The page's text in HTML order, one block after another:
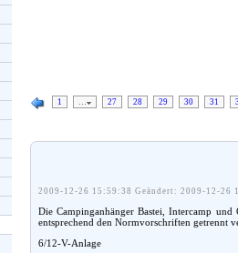
1 … 27 28 29 30 31
2009-12-26 15:59:38 Geändert: 2009-12-26
Die Campinganhänger Bastei, Intercamp
entsprechend den Normvorschriften getrennt
6/12-V-Anlage